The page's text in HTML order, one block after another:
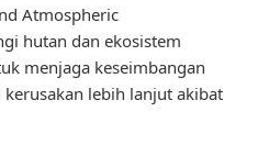
Atmospheric
hutan dan ekosistem
menjaga keseimbangan
lebih lanjut akibat